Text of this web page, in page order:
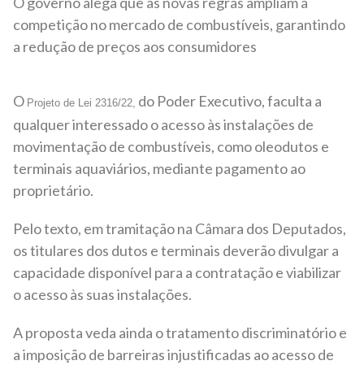
competição no mercado de combustíveis, garantindo
a redução de preços aos consumidores
O Projeto de Lei 2316/22, do Poder Executivo, faculta a
qualquer interessado o acesso às instalações de
movimentação de combustíveis, como oleodutos e
terminais aquaviários, mediante pagamento ao
proprietário.
Pelo texto, em tramitação na Câmara dos Deputados,
os titulares dos dutos e terminais deverão divulgar a
capacidade disponível para a contratação e viabilizar
o acesso às suas instalações.
A proposta veda ainda o tratamento discriminatório e
a imposição de barreiras injustificadas ao acesso de